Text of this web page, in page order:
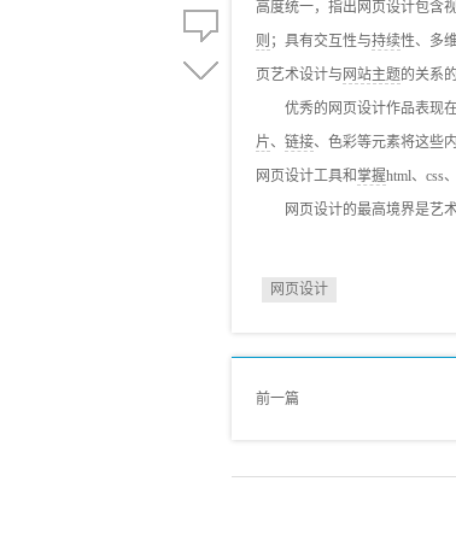
高度统一，指出网页设计包含
则 ；具有交互性与持续性、多
页艺术设计与 网站主题的关系
优秀的网页设计作品表现在
片、 链接、色彩等元素将这些
网页设计工具和掌握html、css
网页设计的最高境界是艺术
网页设计
前一篇